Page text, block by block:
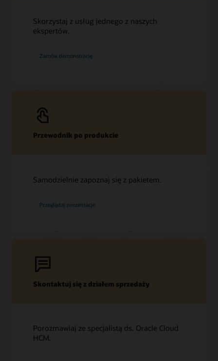
Skorzystaj z usług jednego z naszych
ekspertów.
Zamów demonstrację
Przewodnik po produkcie
Samodzielnie zapoznaj się z pakietem.
Przeglądaj prezentacje
Skontaktuj się z działem sprzedaży
Porozmawiaj ze specjalistą ds. Oracle Cloud
HCM.